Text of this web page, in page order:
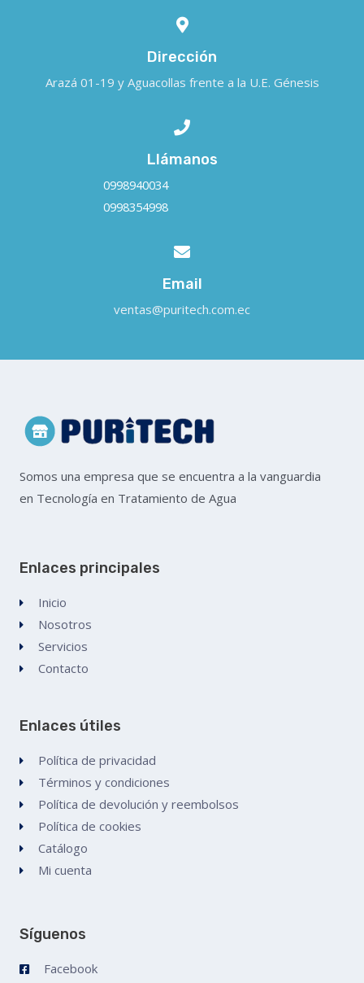
Dirección
Arazá 01-19 y Aguacollas frente a la U.E. Génesis
Llámanos
0998940034
0998354998
Email
ventas@puritech.com.ec
Somos una empresa que se encuentra a la vanguardia
en Tecnología en Tratamiento de Agua
Enlaces principales
Inicio
Nosotros
Servicios
Contacto
Enlaces útiles
Política de privacidad
Términos y condiciones
Política de devolución y reembolsos
Política de cookies
Catálogo
Mi cuenta
Síguenos
Facebook